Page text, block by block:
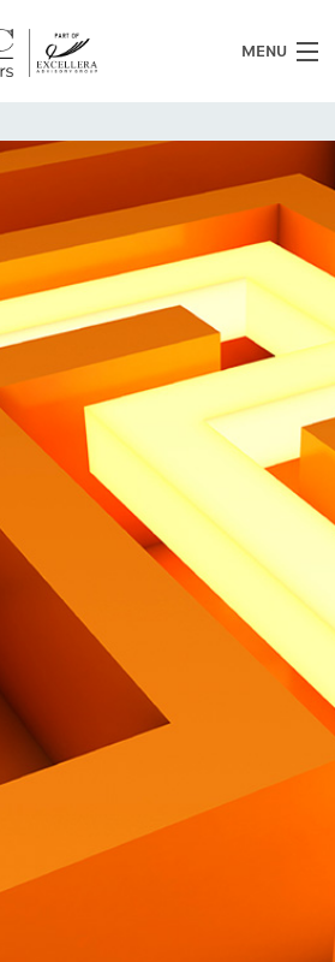
MENU
Chi siamo
Cosa facciamo
News
Clienti
Heritage
Lavora con noi
Contatti